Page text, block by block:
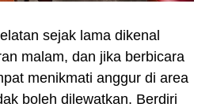
sejak lama dikenal
malam, dan jika berbicara
menikmati anggur di area
boleh dilewatkan. Berdiri